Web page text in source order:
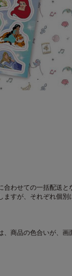
わせての一括配送と
すが、それぞれ個別
商品の色合いが、画